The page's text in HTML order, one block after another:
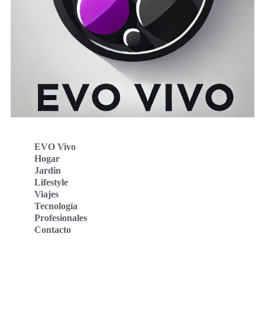
EVO Vivo
Hogar
Jardin
Lifestyle
Viajes
Tecnología
Profesionales
Contacto